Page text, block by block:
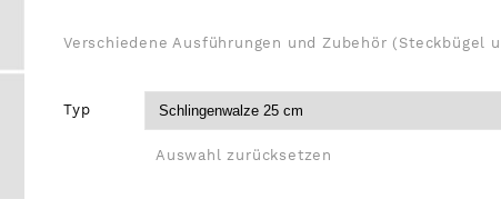
Verschiedene Ausführungen und Zubehör (Steckbügel
Typ
Auswahl zurücksetzen